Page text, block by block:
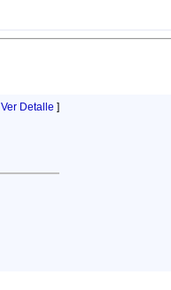
Ver Detalle ]